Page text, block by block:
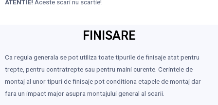
ATENTIE! Aceste scari nu scartie!
FINISARE
Ca regula generala se pot utiliza toate tipurile de finisaje atat pentru
trepte, pentru contratrepte sau pentru maini curente. Cerintele de
montaj al unor tipuri de finisaje pot conditiona etapele de montaj dar
fara un impact major asupra montajului general al scarii.